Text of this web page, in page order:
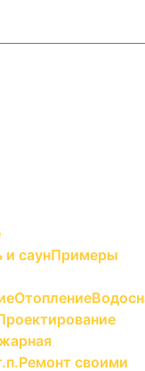
и саунПримеры
Отопление
Ремонт своими